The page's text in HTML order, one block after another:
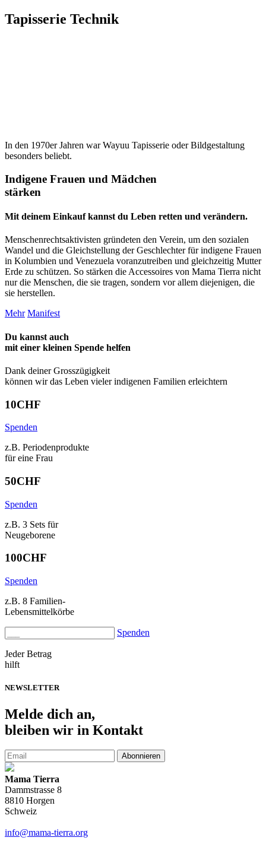
Tapisserie Technik
In den 1970er Jahren war Wayuu Tapisserie oder Bildgestaltung
besonders beliebt.
Indigene Frauen und Mädchen
stärken
Mit deinem Einkauf kannst du Leben retten und verändern.
Menschenrechtsaktivisten gründeten den Verein, um den sozialen
Wandel und die Gleichstellung der Geschlechter für indigene Frauen
in Kolumbien und Venezuela voranzutreiben und gleichzeitig Mutter
Erde zu schützen. So stärken die Accessoires von Mama Tierra nicht
nur die Menschen, die sie tragen, sondern vor allem diejenigen, die
sie herstellen.
Mehr Manifest
Du kannst auch
mit einer kleinen Spende helfen
Dank deiner Grosszügigkeit
können wir das Leben vieler indigenen Familien erleichtern
10CHF
Spenden
z.B. Periodenprodukte
für eine Frau
50CHF
Spenden
z.B. 3 Sets für
Neugeborene
100CHF
Spenden
z.B. 8 Familien-
Lebensmittelkörbe
Spenden
Jeder Betrag
hilft
NEWSLETTER
Melde dich an,
bleiben wir in Kontakt
Abonnieren
Mama Tierra
Dammstrasse 8
8810 Horgen
Schweiz
info@mama-tierra.org